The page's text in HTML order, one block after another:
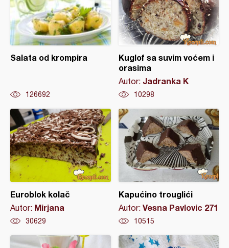
Salata od krompira
126692
Kuglof sa suvim voćem i
orasima
Autor: Jadranka K
10298
Euroblok kolač
Autor: Mirjana
30629
Kapućino trouglići
Autor: Vesna Pavlovic 271
10515